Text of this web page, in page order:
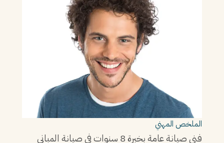
الملخص المهني
فني صيانة عامة بخبرة 8 سنوات في صيانة المباني